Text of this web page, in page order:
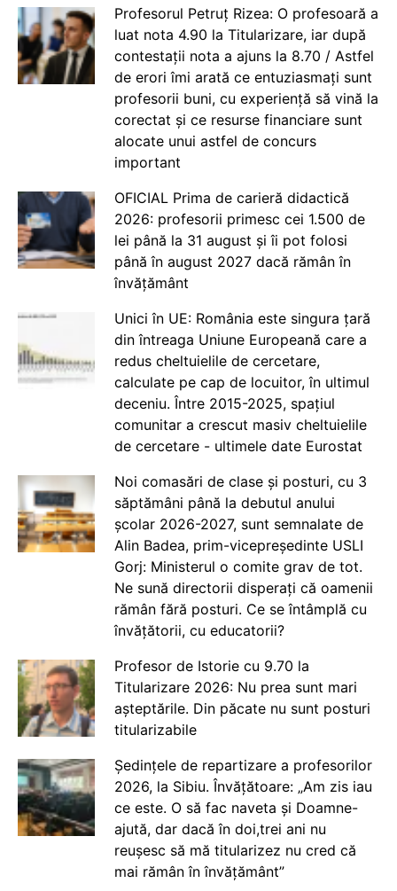
Profesorul Petruț Rizea: O profesoară a
luat nota 4.90 la Titularizare, iar după
contestații nota a ajuns la 8.70 / Astfel
de erori îmi arată ce entuziasmați sunt
profesorii buni, cu experiență să vină la
corectat și ce resurse financiare sunt
alocate unui astfel de concurs
important
OFICIAL Prima de carieră didactică
2026: profesorii primesc cei 1.500 de
lei până la 31 august și îi pot folosi
până în august 2027 dacă rămân în
învățământ
Unici în UE: România este singura țară
din întreaga Uniune Europeană care a
redus cheltuielile de cercetare,
calculate pe cap de locuitor, în ultimul
deceniu. Între 2015-2025, spațiul
comunitar a crescut masiv cheltuielile
de cercetare - ultimele date Eurostat
Noi comasări de clase și posturi, cu 3
săptămâni până la debutul anului
școlar 2026-2027, sunt semnalate de
Alin Badea, prim-vicepreședinte USLI
Gorj: Ministerul o comite grav de tot.
Ne sună directorii disperați că oamenii
rămân fără posturi. Ce se întâmplă cu
învățătorii, cu educatorii?
Profesor de Istorie cu 9.70 la
Titularizare 2026: Nu prea sunt mari
așteptările. Din păcate nu sunt posturi
titularizabile
Ședințele de repartizare a profesorilor
2026, la Sibiu. Învățătoare: „Am zis iau
ce este. O să fac naveta și Doamne-
ajută, dar dacă în doi,trei ani nu
reușesc să mă titularizez nu cred că
mai rămân în învățământ”